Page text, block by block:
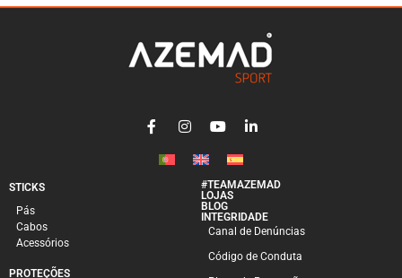
STICKS
Pás
Cabos
Acessórios
PROTEÇÕES
#TEAMAZEMAD
LOJAS
BLOG
INTEGRIDADE
Canal de Denúncias
Código de Conduta